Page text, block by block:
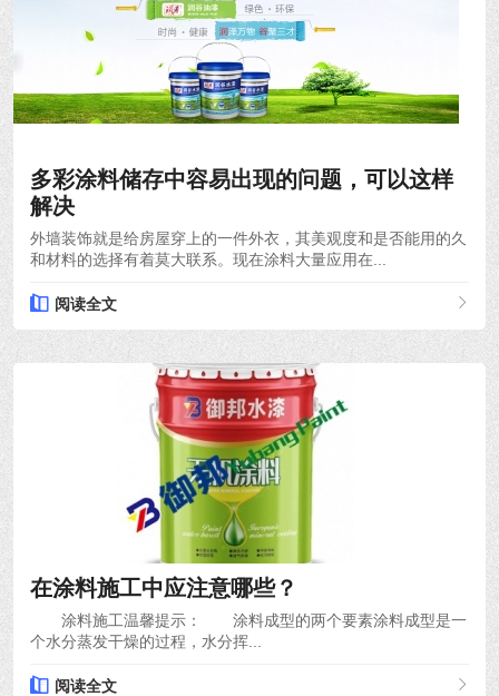
多彩涂料储存中容易出现的问题，可以这样
解决
外墙装饰就是给房屋穿上的一件外衣，其美观度和是否能用的久
和材料的选择有着莫大联系。现在涂料大量应用在...
阅读全文
在涂料施工中应注意哪些？
涂料施工温馨提示： 涂料成型的两个要素涂料成型是一
个水分蒸发干燥的过程，水分挥...
阅读全文